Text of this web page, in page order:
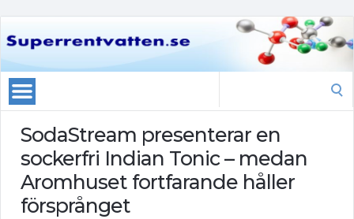
SodaStream presenterar en
sockerfri Indian Tonic – medan
Aromhuset fortfarande håller
försprånget